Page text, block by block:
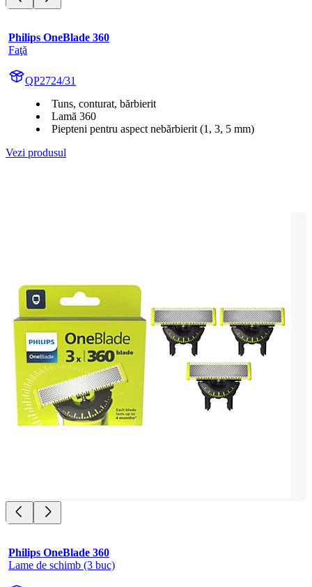
Philips OneBlade 360
Faţă
QP2724/31
Tuns, conturat, bărbierit
Lamă 360
Piepteni pentru aspect nebărbierit (1, 3, 5 mm)
Vezi produsul
Philips OneBlade 360
Lame de schimb (3 buc)